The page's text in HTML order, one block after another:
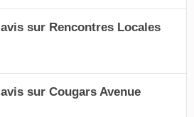
sur Rencontres Locales
sur Cougars Avenue